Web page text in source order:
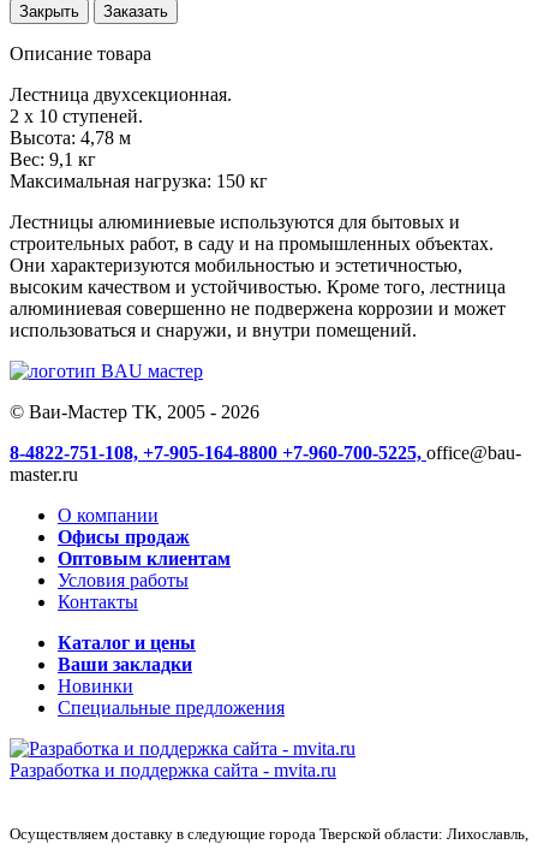
Закрыть Заказать
Описание товара
Лестница двухсекционная.
2 х 10 ступеней.
Высота: 4,78 м
Вес: 9,1 кг
Максимальная нагрузка: 150 кг
Лестницы алюминиевые используются для бытовых и
строительных работ, в саду и на промышленных объектах.
Они характеризуются мобильностью и эстетичностью,
высоким качеством и устойчивостью. Кроме того, лестница
алюминиевая совершенно не подвержена коррозии и может
использоваться и снаружи, и внутри помещений.
© Ваи-Мастер ТК, 2005 - 2026
8-4822-751-108, +7-905-164-8800 +7-960-700-5225, office@bau-
master.ru
О компании
Офисы продаж
Оптовым клиентам
Условия работы
Контакты
Каталог и цены
Ваши закладки
Новинки
Специальные предложения
Разработка и поддержка сайта - mvita.ru
Осуществляем доставку в следующие города Тверской области: Лихославль,